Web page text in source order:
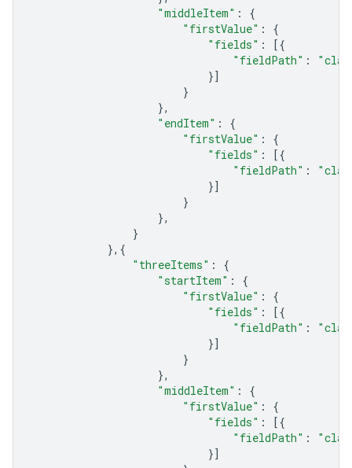
"middleItem" :
{
"firstValue" :
{
"fields" :
[{
"fieldPath" :
}]
}
},
"endItem" :
{
"firstValue" :
{
"fields" :
[{
"fieldPath" :
}]
}
},
}
},{
"threeItems" :
{
"startItem" :
{
"firstValue" :
{
"fields" :
[{
"fieldPath" :
}]
}
},
"middleItem" :
{
"firstValue" :
{
"fields" :
[{
"fieldPath" :
}]